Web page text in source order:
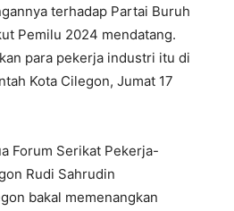
terhadap Partai Buruh
Pemilu 2024 mendatang.
para pekerja industri itu di
Kota Cilegon, Jumat 17
Forum Serikat Pekerja-
Rudi Sahrudin
bakal memenangkan